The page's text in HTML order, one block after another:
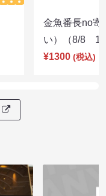
金魚番長no寄
い）（8/8
¥1300 (税込)